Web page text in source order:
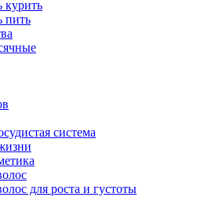
курить
пить
система
для роста и густоты